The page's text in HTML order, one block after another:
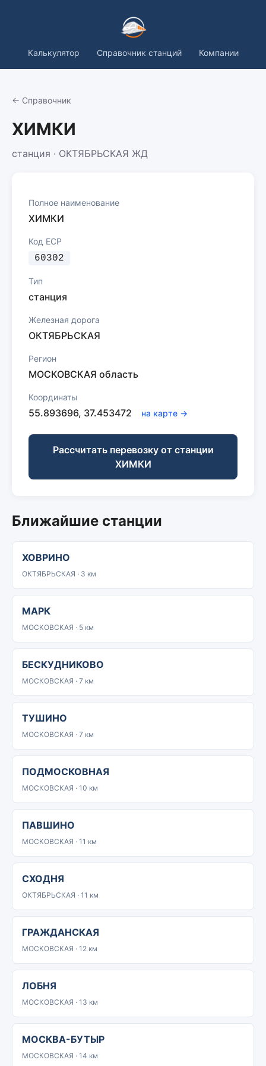
Калькулятор Справочник станций Компании
← Справочник
ХИМКИ
станция · ОКТЯБРЬСКАЯ ЖД
Полное наименование
ХИМКИ
Код ЕСР
60302
Тип
станция
Железная дорога
ОКТЯБРЬСКАЯ
Регион
МОСКОВСКАЯ область
Координаты
55.893696, 37.453472 на карте →
Рассчитать перевозку от станции
ХИМКИ
Ближайшие станции
ХОВРИНО
ОКТЯБРЬСКАЯ · 3 км
МАРК
МОСКОВСКАЯ · 5 км
БЕСКУДНИКОВО
МОСКОВСКАЯ · 7 км
ТУШИНО
МОСКОВСКАЯ · 7 км
ПОДМОСКОВНАЯ
МОСКОВСКАЯ · 10 км
ПАВШИНО
МОСКОВСКАЯ · 11 км
СХОДНЯ
ОКТЯБРЬСКАЯ · 11 км
ГРАЖДАНСКАЯ
МОСКОВСКАЯ · 12 км
ЛОБНЯ
МОСКОВСКАЯ · 13 км
МОСКВА-БУТЫР
МОСКОВСКАЯ · 14 км